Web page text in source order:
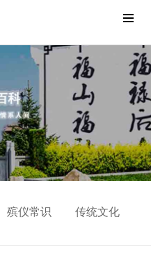
殡仪常识 传统文化